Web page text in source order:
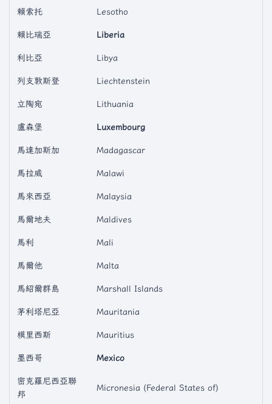
賴索托 Lesotho
賴比瑞亞 Liberia
利比亞 Libya
列支敦斯登 Liechtenstein
立陶宛 Lithuania
盧森堡 Luxembourg
馬達加斯加 Madagascar
馬拉威 Malawi
馬來西亞 Malaysia
馬爾地夫 Maldives
馬利 Mali
馬爾他 Malta
馬紹爾群島 Marshall Islands
茅利塔尼亞 Mauritania
模里西斯 Mauritius
墨西哥 Mexico
密克羅尼西亞聯
邦
Micronesia (Federal States of)